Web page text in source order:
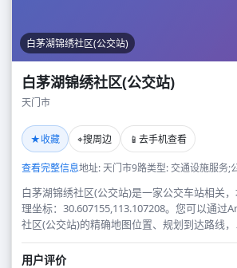
白茅湖锦绣社区(公交站)
白茅湖锦绣社区(公交站)
天门市
★收藏 ⌖搜周边 📱 去手机查看
查看完整信息地址: 天门市9路类型: 交通设施服务;
白茅湖锦绣社区(公交站)是一家公交车站相关
理坐标：30.607155,113.107208。您可以通过
社区(公交站)的精确地图位置、规划到达路线，
用户评价